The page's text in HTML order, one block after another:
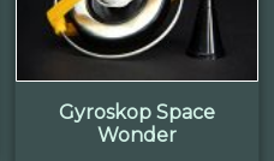
Gyroskop Space
Wonder